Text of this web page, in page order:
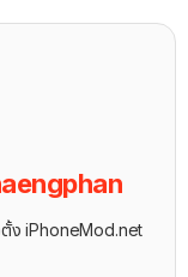
ตั้ง iPhoneMod.net